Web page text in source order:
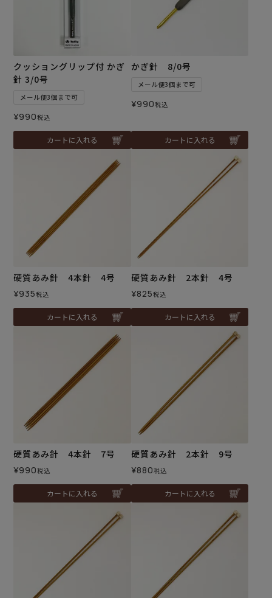
クッショングリップ付 かぎ
針 3/0号
メール便3個まで可
¥990税込
カートに入れる
かぎ針 8/0号
メール便3個まで可
¥990税込
カートに入れる
硬質あみ針 4本針 4号
¥935税込
カートに入れる
硬質あみ針 2本針 4号
¥825税込
カートに入れる
硬質あみ針 4本針 7号
¥990税込
カートに入れる
硬質あみ針 2本針 9号
¥880税込
カートに入れる